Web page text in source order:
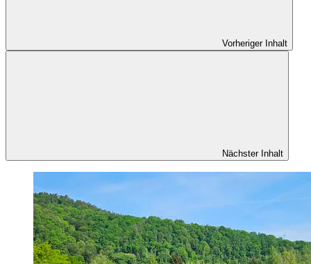
Vorheriger Inhalt
Nächster Inhalt